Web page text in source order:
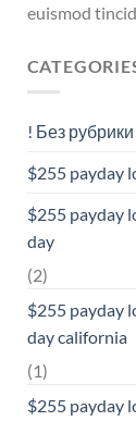
euismod
! Без рубрики
$255 payday
$255 payday
day
(2)
$255 payday
day california
(1)
$255 payday